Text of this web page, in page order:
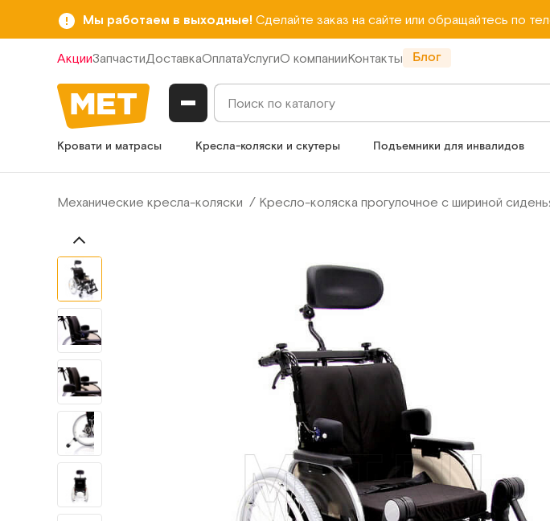
Мы работаем в выходные! Сделайте заказ на сайте или обращайтесь по
АкцииЗапчастиДоставкаОплатаУслугиО компанииКонтакты Блог
Кровати и матрасы Кресла-коляски и скутеры Подъемники для инвалидов
Механические кресла-коляски Кресло-коляска прогулочное с шириной